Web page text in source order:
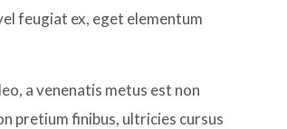
feugiat ex, eget elementum
a venenatis metus est non
pretium finibus, ultricies cursus